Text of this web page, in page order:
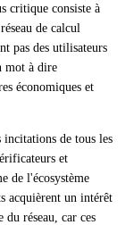
critique consiste à
de calcul
pas des utilisateurs
mot à dire
économiques et
de tous les
et
de l'écosystème
acquièrent un intérêt
réseau, car ces